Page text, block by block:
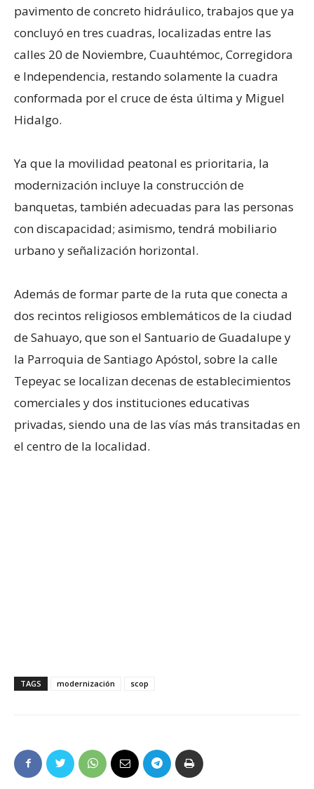
pavimento de concreto hidráulico, trabajos que ya
concluyó en tres cuadras, localizadas entre las
calles 20 de Noviembre, Cuauhtémoc, Corregidora
e Independencia, restando solamente la cuadra
conformada por el cruce de ésta última y Miguel
Hidalgo.
Ya que la movilidad peatonal es prioritaria, la
modernización incluye la construcción de
banquetas, también adecuadas para las personas
con discapacidad; asimismo, tendrá mobiliario
urbano y señalización horizontal.
Además de formar parte de la ruta que conecta a
dos recintos religiosos emblemáticos de la ciudad
de Sahuayo, que son el Santuario de Guadalupe y
la Parroquia de Santiago Apóstol, sobre la calle
Tepeyac se localizan decenas de establecimientos
comerciales y dos instituciones educativas
privadas, siendo una de las vías más transitadas en
el centro de la localidad.
TAGS modernización scop